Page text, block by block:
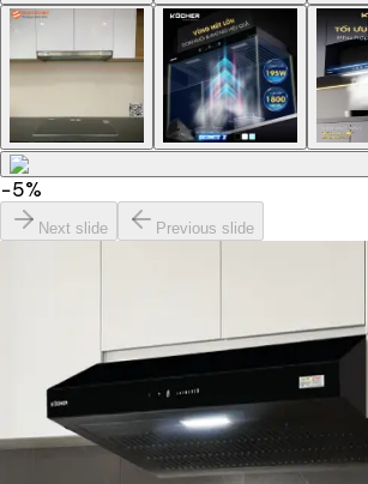
−5%
Next slide Previous slide